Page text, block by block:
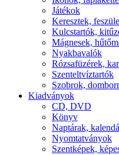
Játékok
Keresztek,
Kulcstartók,
Mágnesek,
Nyakbavalók
Rózsafüzérek,
Szenteltvíztartók
Szobrok,
Kiadványok
CD, DVD
Könyv
Naptárak,
Nyomtatványok
Szentképek,